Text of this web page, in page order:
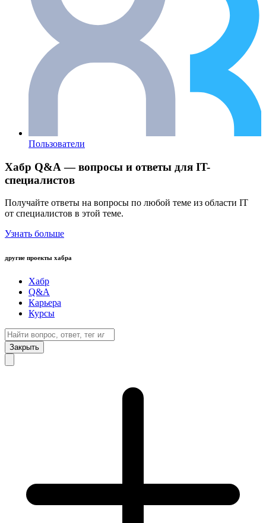
Пользователи
Хабр Q&A — вопросы и ответы для IT-
специалистов
Получайте ответы на вопросы по любой теме из области IT
от специалистов в этой теме.
Узнать больше
другие проекты хабра
Хабр
Q&A
Карьера
Курсы
Закрыть